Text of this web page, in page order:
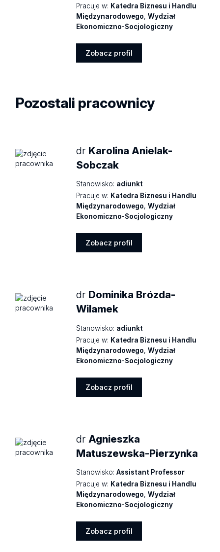
Pracuje w: Katedra Biznesu i Handlu
Międzynarodowego,Wydział
Ekonomiczno-Socjologiczny
Zobacz profil
Pozostali pracownicy
dr Karolina Anielak-
Sobczak
Stanowisko: adiunkt
Pracuje w: Katedra Biznesu i Handlu
Międzynarodowego,Wydział
Ekonomiczno-Socjologiczny
Zobacz profil
dr Dominika Brózda-
Wilamek
Stanowisko: adiunkt
Pracuje w: Katedra Biznesu i Handlu
Międzynarodowego,Wydział
Ekonomiczno-Socjologiczny
Zobacz profil
drAgnieszka
Matuszewska-Pierzynka
Stanowisko: Assistant Professor
Pracuje w: Katedra Biznesu i Handlu
Międzynarodowego,Wydział
Ekonomiczno-Socjologiczny
Zobacz profil